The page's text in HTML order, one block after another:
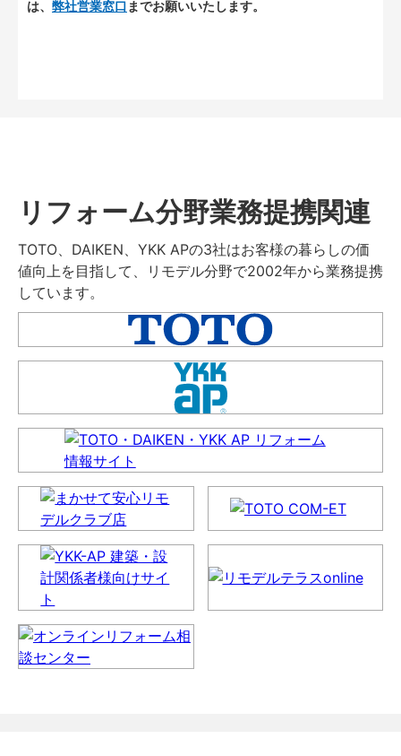
は、 弊社営業窓口 までお願いいたします。
リフォーム分野業務提携関連
TOTO、DAIKEN、YKK APの3社はお客様の暮らしの価
値向上を目指して、リモデル分野で2002年から業務提携
しています。